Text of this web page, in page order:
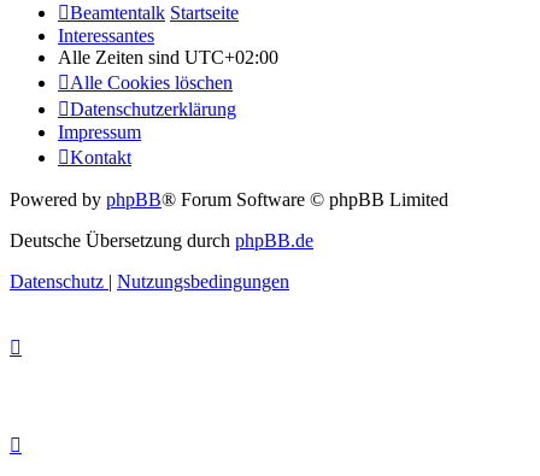
Beamtentalk Startseite
Interessantes
Alle Zeiten sind UTC+02:00
Alle Cookies löschen
Datenschutzerklärung
Impressum
Kontakt
Powered by phpBB® Forum Software © phpBB Limited
Deutsche Übersetzung durch phpBB.de
Datenschutz | Nutzungsbedingungen